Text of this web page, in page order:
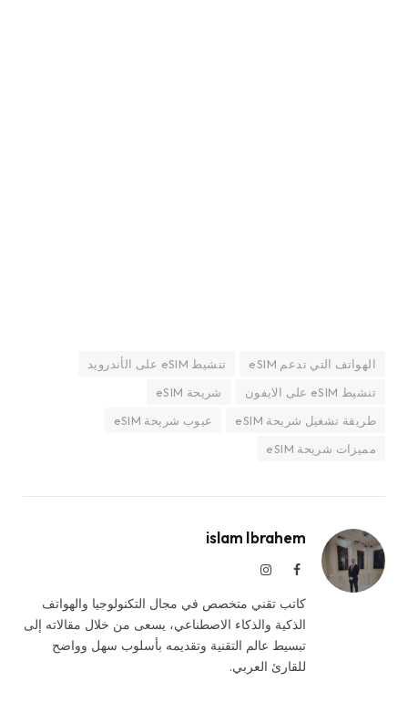
الهواتف التي تدعم eSIM
تنشيط eSIM على الأندرويد
تنشيط eSIM على الايفون
شريحة eSIM
طريقة تشغيل شريحة eSIM
عيوب شريحة eSIM
مميزات شريحة eSIM
islam Ibrahem
فيسبوكالانستغرام
كاتب تقني متخصص في مجال التكنولوجيا والهواتف
الذكية والذكاء الاصطناعي، يسعى من خلال مقالاته إلى
تبسيط عالم التقنية وتقديمه بأسلوب سهل وواضح
للقارئ العربي.